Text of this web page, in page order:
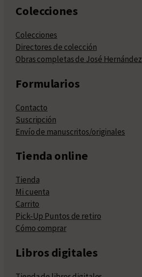
Colecciones
Colecciones
Directores de colección
Obras completas de José Hernández
Formularios
Contacto
Suscripción
Envío de manuscritos/originales
Tienda online
Tienda
Mi cuenta
Carrito
Pick-Up Puntos de retiro
Cómo comprar
Libros digitales